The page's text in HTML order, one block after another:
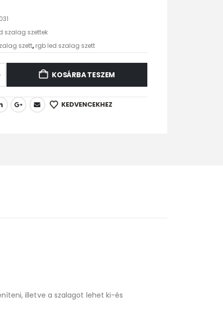
szalag szettek
szett, rgb led szalag szett
KOSÁRBA TESZEM
KEDVENCEKHEZ
illetve a szalagot lehet ki-és